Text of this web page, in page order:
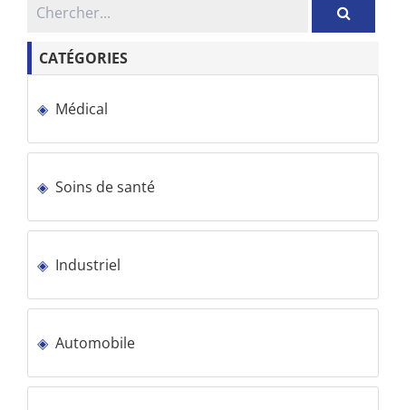
CATÉGORIES
Médical
Soins de santé
Industriel
Automobile